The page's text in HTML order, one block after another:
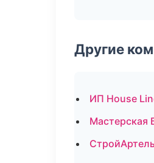
Другие
ИП House
Мастерская